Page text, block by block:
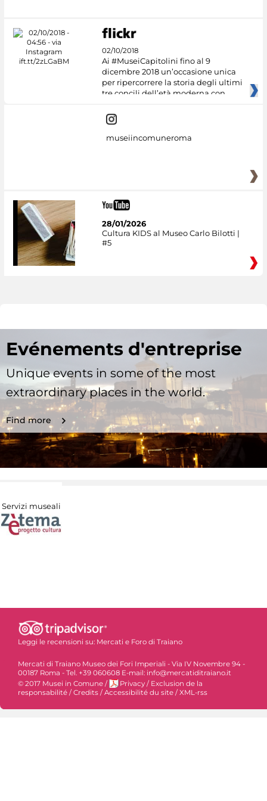
02/10/2018
Ai #MuseiCapitolini fino al 9
dicembre 2018 un’occasione unica
per ripercorrere la storia degli ultimi
tre concili dell’età moderna con
museiincomuneroma
28/01/2026
Cultura KIDS al Museo Carlo Bilotti |
#5
Evénements d'entreprise
Unique events in some of the most
extraordinary places in the world.
Find more
Servizi museali
Leggi le recensioni su: Mercati e Foro di Traiano
Mercati di Traiano Museo dei Fori Imperiali - Via IV Novembre 94 -
00187 Roma - Tel. +39 060608 E-mail: info@mercatiditraiano.it
© 2017 Musei in Comune / Privacy / Exclusion de la
responsabilité / Credits / Accessibilité du site / XML-rss